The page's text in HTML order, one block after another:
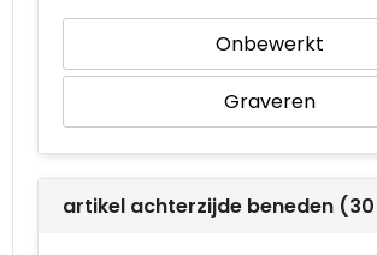
Onbewerkt
Graveren
artikel achterzijde beneden (30